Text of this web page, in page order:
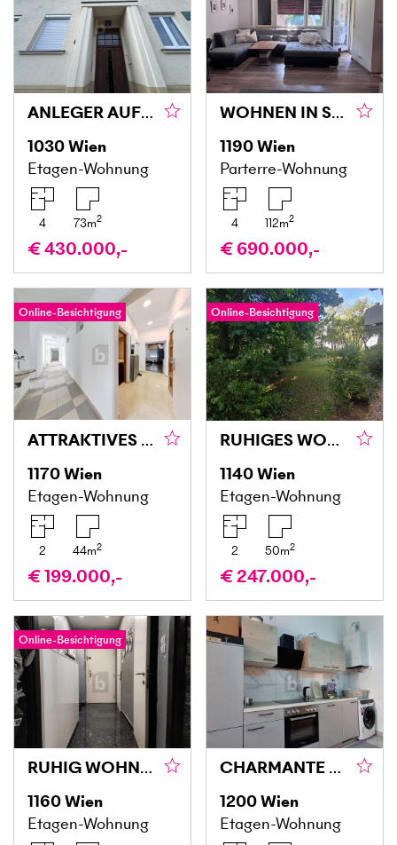
ANLEGER AUFGEPASST – ZWEI WOHNUNGEN MIT POTENZIAL NAHE DEM BELVEDERE
1030Wien
Etagen-Wohnung
4 73m2
€ 430.000,-
WOHNEN IN SIEVERINGER GRÜNLAGE
1190Wien
Parterre-Wohnung
4 112m2
€ 690.000,-
Online-Besichtigung
ATTRAKTIVES INVESTMENT: VERMIETETE ERDGESCHOSSWOHNUNG NAHE OTTAKRINGER BRAUEREI
1170Wien
Etagen-Wohnung
2 44m2
€ 199.000,-
Online-Besichtigung
RUHIGES WOHNEN MIT GRÜNBLICK
1140Wien
Etagen-Wohnung
2 50m2
€ 247.000,-
Online-Besichtigung
RUHIG WOHNEN - MODERN LEBEN
1160Wien
Etagen-Wohnung
CHARMANTE SANIERTE ALTBAUWOHNUNG IN TOP-LAGE DES 20. BEZIRKS
1200Wien
Etagen-Wohnung